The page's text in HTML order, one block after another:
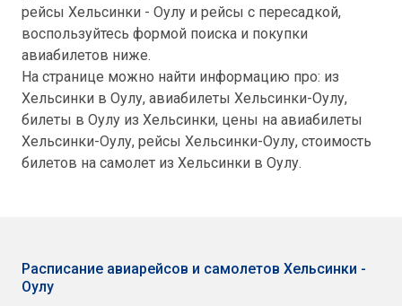
рейсы Хельсинки - Оулу и рейсы с пересадкой,
воспользуйтесь формой поиска и покупки
авиабилетов ниже.
На странице можно найти информацию про: из
Хельсинки в Оулу, авиабилеты Хельсинки-Оулу,
билеты в Оулу из Хельсинки, цены на авиабилеты
Хельсинки-Оулу, рейсы Хельсинки-Оулу, стоимость
билетов на самолет из Хельсинки в Оулу.
Расписание авиарейсов и самолетов Хельсинки -
Оулу